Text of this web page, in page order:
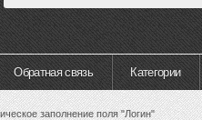
Обратная связь Категории
заполнение поля "Логин"